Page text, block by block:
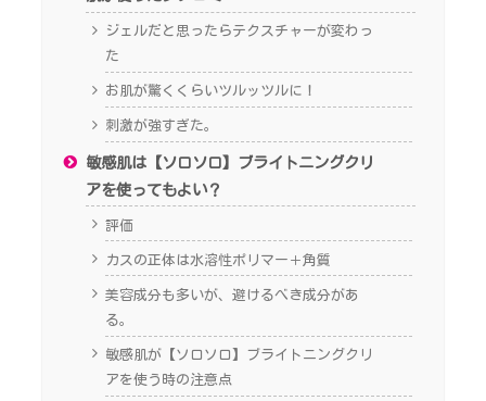
ジェルだと思ったらテクスチャーが変わっ
た
お肌が驚くくらいツルッツルに！
刺激が強すぎた。
敏感肌は【ソロソロ】ブライトニングクリ
アを使ってもよい？
評価
カスの正体は水溶性ポリマー＋角質
美容成分も多いが、避けるべき成分があ
る。
敏感肌が【ソロソロ】ブライトニングクリ
アを使う時の注意点